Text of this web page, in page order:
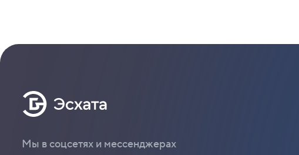
Мы в соцсетях и мессенджерах